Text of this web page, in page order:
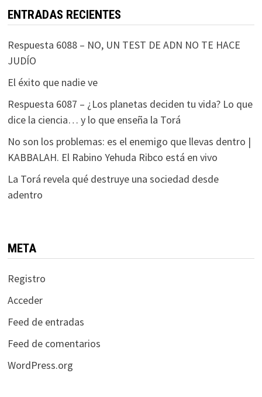
ENTRADAS RECIENTES
Respuesta 6088 – NO, UN TEST DE ADN NO TE HACE
JUDÍO
El éxito que nadie ve
Respuesta 6087 – ¿Los planetas deciden tu vida? Lo que
dice la ciencia… y lo que enseña la Torá
No son los problemas: es el enemigo que llevas dentro |
KABBALAH. El Rabino Yehuda Ribco está en vivo
La Torá revela qué destruye una sociedad desde
adentro
META
Registro
Acceder
Feed de entradas
Feed de comentarios
WordPress.org